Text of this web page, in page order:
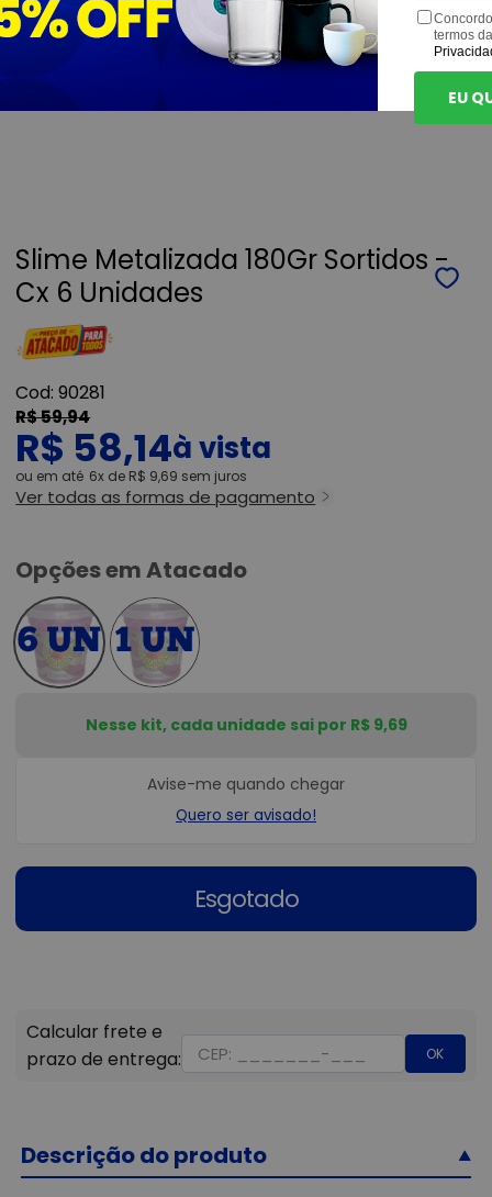
Slime Metalizada 180Gr Sortidos -
Cx 6 Unidades
90281
R$ 59,94
R$ 58,14
ou 6x de R$ 9,69 sem juros
Ver todas as formas de pagamento
Opções em Atacado
Esgotado
Avise-me quando chegar
Quero ser avisado!
OK
Nesse kit, cada unidade sai por R$ 9,69
Descrição do produto
termos
EU